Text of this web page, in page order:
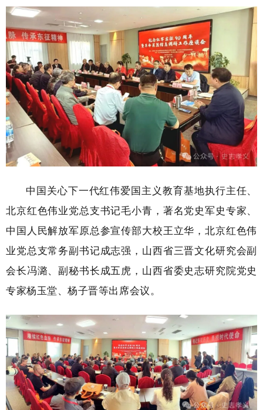
中国关心下一代红伟爱国主义教育基地执行主任、
北京红色伟业党总支书记毛小青，著名党史军史专家、
中国人民解放军原总参宣传部大校王立华，北京红色伟
业党总支常务副书记成志强，山西省三晋文化研究会副
会长冯潞、副秘书长成五虎，山西省委史志研究院党史
专家杨玉堂、杨子晋等出席会议。